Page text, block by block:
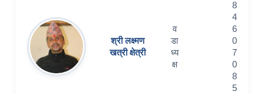
श्री लक्ष्मण
खत्री क्षेत्री
व
डा
ध्य
क्ष
8
4
6
0
7
0
8
5